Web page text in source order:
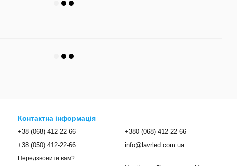
Контактна інформація
+38 (068) 412-22-66
+38 (050) 412-22-66
Передзвонити вам?
+380 (068) 412-22-66
info@lavrled.com.ua